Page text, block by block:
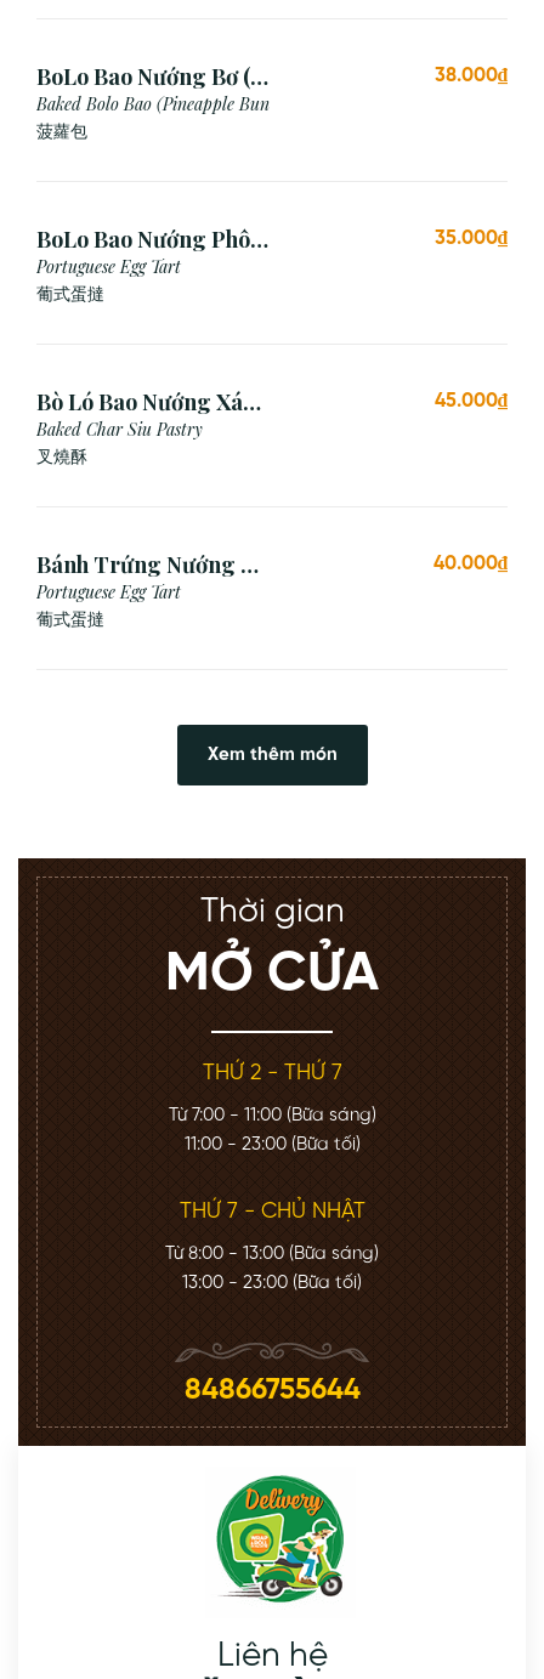
BoLo Bao Nướng Bơ (1
Cái)
Baked Bolo Bao (Pineapple Bun
菠蘿包
38.000₫
BoLo Bao Nướng Phô
Mai (1 Cái)
Portuguese Egg Tart
葡式蛋撻
35.000₫
Bò Ló Bao Nướng Xá
Xíu (1 Cái)
Baked Char Siu Pastry
叉燒酥
45.000₫
Bánh Trứng Nướng Bồ
Đào Nha (2 Cái)
Portuguese Egg Tart
葡式蛋撻
40.000₫
Xem thêm món
Thời gian
MỞ CỬA
THỨ 2 - THỨ 7
Từ 7:00 - 11:00 (Bữa sáng)
11:00 - 23:00 (Bữa tối)
THỨ 7 - CHỦ NHẬT
Từ 8:00 - 13:00 (Bữa sáng)
13:00 - 23:00 (Bữa tối)
84866755644
Liên hệ